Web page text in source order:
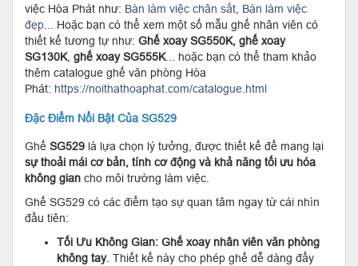
việc Hòa Phát như: Bàn làm việc chân sắt Bàn làm việc
đẹp ... Hoặc bạn có thể xem một số mẫu ghế nhân viên có
thiết kế tương tự như: Ghế xoay SG550K, ghế xoay
SG130K, ghế xoay SG555K... hoặc bạn có thể tham khảo
thêm catalogue ghế văn phòng Hòa
Phát: https://noithathoaphat.com/catalogue.html
Đặc Điểm Nổi Bật Của SG529
Ghế SG529 là lựa chọn lý tưởng, được thiết kế để mang lại
sự thoải mái cơ bản, tính cơ động và khả năng tối ưu hóa
không gian cho môi trường làm việc.
Ghế SG529 có các điểm tạo sự quan tâm ngay từ cái nhìn
đầu tiên:
Tối Ưu Không Gian: Ghế xoay nhân viên văn phòng
không tay. Thiết kế này cho phép ghế dễ dàng đẩy